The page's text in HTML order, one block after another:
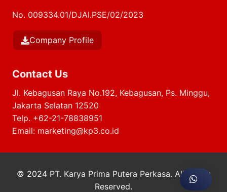
No. 009334.01/DJAI.PSE/02/2023
Company Profile
Contact Us
Jl. Kebagusan Raya No.192, Kebagusan, Ps. Minggu,
Jakarta Selatan 12520
Telp. +62-21-78838951
Email: marketing@kp3.co.id
© 2024 PT. Karya Prima Putera Perkasa. All Rights
Reserved.